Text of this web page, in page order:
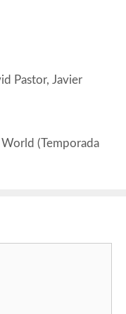
Pastor, Javier
(Temporada